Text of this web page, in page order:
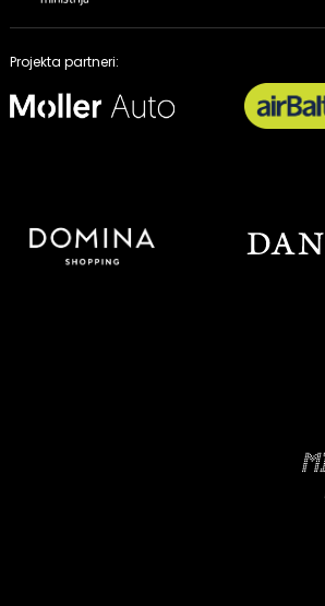
Projekta partneri: